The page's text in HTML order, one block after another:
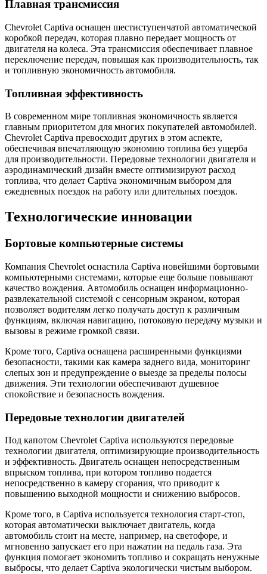
Плавная трансмиссия
Chevrolet Captiva оснащен шестиступенчатой ​​автоматической
коробкой передач, которая плавно передает мощность от
двигателя на колеса. Эта трансмиссия обеспечивает плавное
переключение передач, повышая как производительность, так
и топливную экономичность автомобиля.
Топливная эффективность
В современном мире топливная экономичность является
главным приоритетом для многих покупателей автомобилей.
Chevrolet Captiva превосходит других в этом аспекте,
обеспечивая впечатляющую экономию топлива без ущерба
для производительности. Передовые технологии двигателя и
аэродинамический дизайн вместе оптимизируют расход
топлива, что делает Captiva экономичным выбором для
ежедневных поездок на работу или длительных поездок.
Технологические инновации
Бортовые компьютерные системы
Компания Chevrolet оснастила Captiva новейшими бортовыми
компьютерными системами, которые еще больше повышают
качество вождения. Автомобиль оснащен информационно-
развлекательной системой с сенсорным экраном, которая
позволяет водителям легко получать доступ к различным
функциям, включая навигацию, потоковую передачу музыки и
вызовы в режиме громкой связи.
Кроме того, Captiva оснащена расширенными функциями
безопасности, такими как камера заднего вида, мониторинг
слепых зон и предупреждение о выезде за пределы полосы
движения. Эти технологии обеспечивают душевное
спокойствие и безопасность вождения.
Передовые технологии двигателей
Под капотом Chevrolet Captiva используются передовые
технологии двигателя, оптимизирующие производительность
и эффективность. Двигатель оснащен непосредственным
впрыском топлива, при котором топливо подается
непосредственно в камеру сгорания, что приводит к
повышению выходной мощности и снижению выбросов.
Кроме того, в Captiva используется технология старт-стоп,
которая автоматически выключает двигатель, когда
автомобиль стоит на месте, например, на светофоре, и
мгновенно запускает его при нажатии на педаль газа. Эта
функция помогает экономить топливо и сокращать ненужные
выбросы, что делает Captiva экологически чистым выбором.